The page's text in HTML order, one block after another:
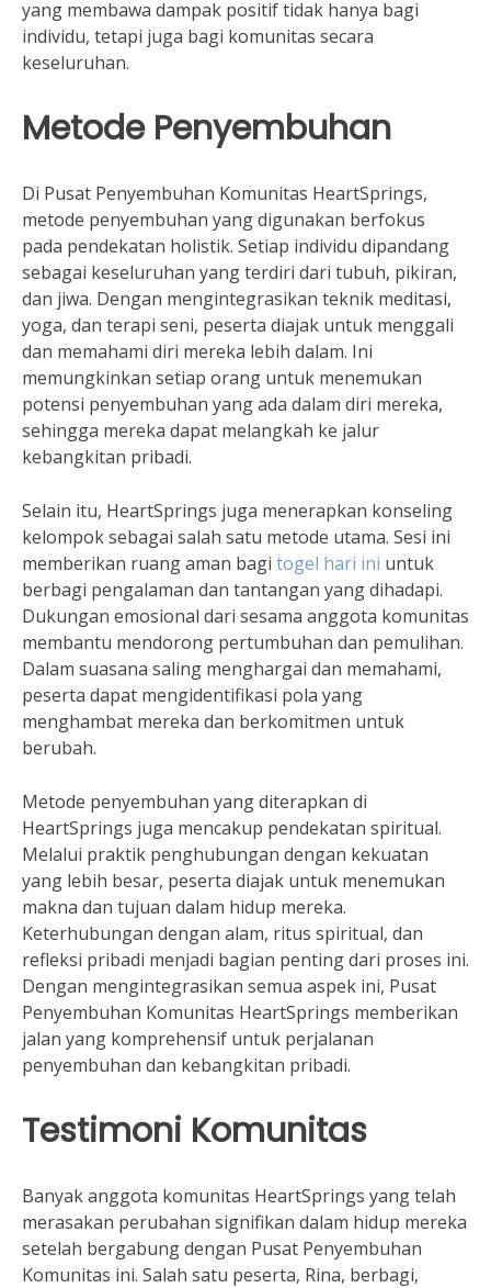
yang membawa dampak positif tidak hanya bagi
individu, tetapi juga bagi komunitas secara
keseluruhan.
Metode Penyembuhan
Di Pusat Penyembuhan Komunitas HeartSprings,
metode penyembuhan yang digunakan berfokus
pada pendekatan holistik. Setiap individu dipandang
sebagai keseluruhan yang terdiri dari tubuh, pikiran,
dan jiwa. Dengan mengintegrasikan teknik meditasi,
yoga, dan terapi seni, peserta diajak untuk menggali
dan memahami diri mereka lebih dalam. Ini
memungkinkan setiap orang untuk menemukan
potensi penyembuhan yang ada dalam diri mereka,
sehingga mereka dapat melangkah ke jalur
kebangkitan pribadi.
Selain itu, HeartSprings juga menerapkan konseling
kelompok sebagai salah satu metode utama. Sesi ini
memberikan ruang aman bagi togel hari ini untuk
berbagi pengalaman dan tantangan yang dihadapi.
Dukungan emosional dari sesama anggota komunitas
membantu mendorong pertumbuhan dan pemulihan.
Dalam suasana saling menghargai dan memahami,
peserta dapat mengidentifikasi pola yang
menghambat mereka dan berkomitmen untuk
berubah.
Metode penyembuhan yang diterapkan di
HeartSprings juga mencakup pendekatan spiritual.
Melalui praktik penghubungan dengan kekuatan
yang lebih besar, peserta diajak untuk menemukan
makna dan tujuan dalam hidup mereka.
Keterhubungan dengan alam, ritus spiritual, dan
refleksi pribadi menjadi bagian penting dari proses ini.
Dengan mengintegrasikan semua aspek ini, Pusat
Penyembuhan Komunitas HeartSprings memberikan
jalan yang komprehensif untuk perjalanan
penyembuhan dan kebangkitan pribadi.
Testimoni Komunitas
Banyak anggota komunitas HeartSprings yang telah
merasakan perubahan signifikan dalam hidup mereka
setelah bergabung dengan Pusat Penyembuhan
Komunitas ini. Salah satu peserta, Rina, berbagi,